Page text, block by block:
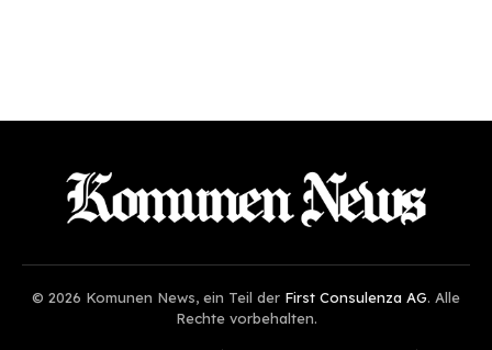
© 2026 Komunen News, ein Teil der First Consulenza AG. Alle
Rechte vorbehalten.